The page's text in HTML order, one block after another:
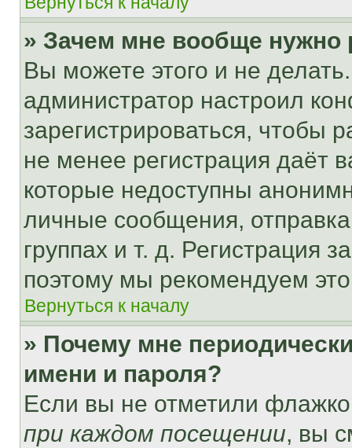
» Зачем мне вообще нужно
Вы можете этого и не
администратор настроил
зарегистрироваться, чтобы
не менее регистрация даёт
которые недоступны
личные сообщения,
группах и т. д. Регистрация
поэтому мы рекомендуем
Вернуться к началу
» Почему мне
имени и пароля?
Если вы не отметили
при каждом посещении, вы